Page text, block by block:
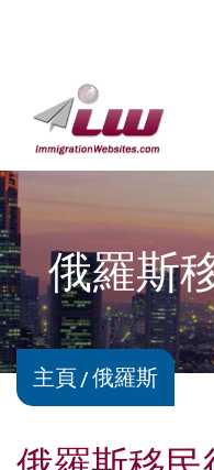
俄羅斯
主頁 俄羅斯